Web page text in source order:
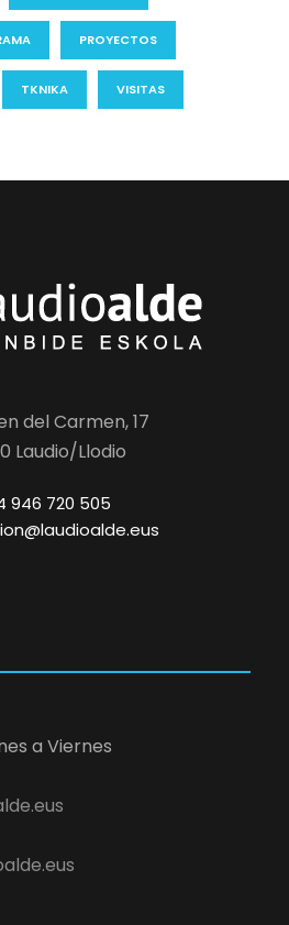
PROYECTOS
TKNIKA VISITAS
del Carmen, 17
Laudio/Llodio
946 720 505
a Viernes